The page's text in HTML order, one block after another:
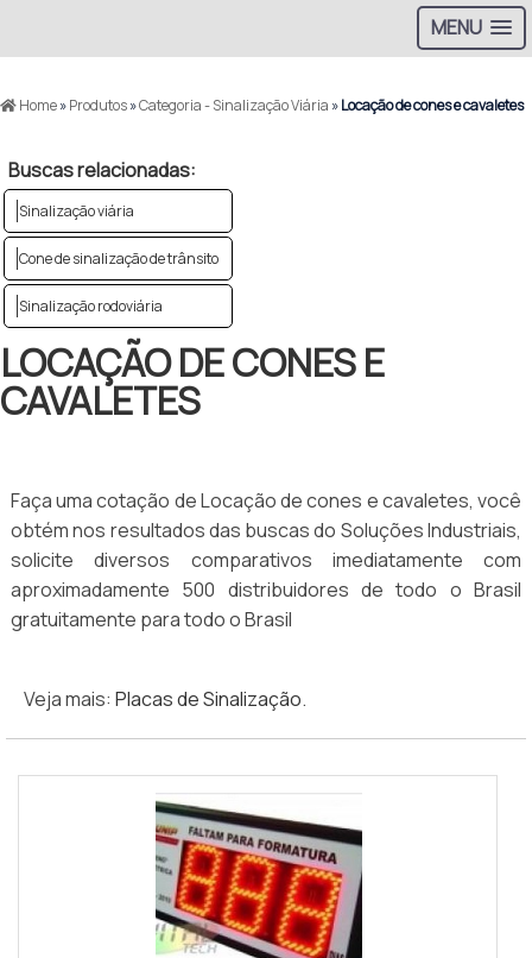
MENU
Home»Produtos»Categoria - Sinalização Viária »Locação de cones e cavaletes
Buscas relacionadas:
Sinalização viária
Cone de sinalização de trânsito
Sinalização rodoviária
LOCAÇÃO DE CONES E
CAVALETES
Faça uma cotação de Locação de cones e cavaletes, você
obtém nos resultados das buscas do Soluções Industriais,
solicite diversos comparativos imediatamente com
aproximadamente 500 distribuidores de todo o Brasil
gratuitamente para todo o Brasil
Veja mais: Placas de Sinalização.